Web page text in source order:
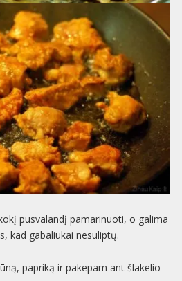
pus­va­landį pama­ri­nuoti, o galima
kad gaba­liu­kai nesuliptų.
papriką ir pake­pam ant šla­ke­lio